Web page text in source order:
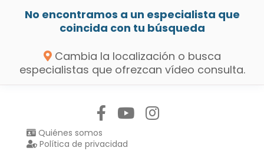
No encontramos a un especialista que
coincida con tu búsqueda
Cambia la localización o busca
especialistas que ofrezcan vídeo consulta.
Quiénes somos
Política de privacidad